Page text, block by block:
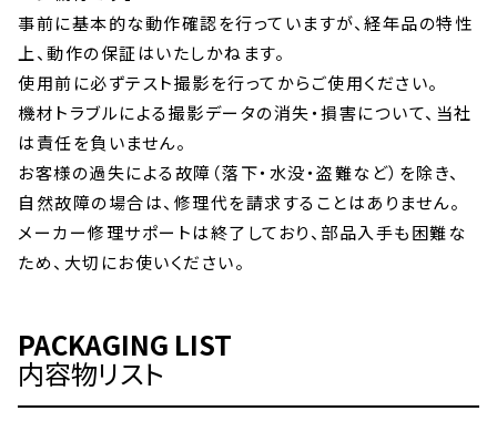
事前に基本的な動作確認を行っていますが、経年品の特性
上、動作の保証はいたしかねます。
使用前に必ずテスト撮影を行ってからご使用ください。
機材トラブルによる撮影データの消失・損害について、当社
は責任を負いません。
お客様の過失による故障（落下・水没・盗難など）を除き、
自然故障の場合は、修理代を請求することはありません。
メーカー修理サポートは終了しており、部品入手も困難な
ため、大切にお使いください。
PACKAGING LIST
内容物リスト